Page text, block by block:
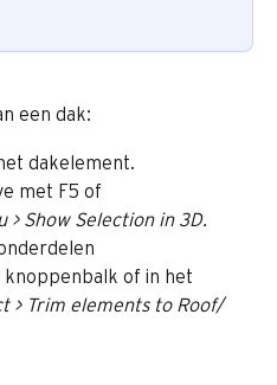
een dak:
dakelement.
met F5 of
Show Selection in 3D.
knoppenbalk of in het
> Trim elements to Roof/